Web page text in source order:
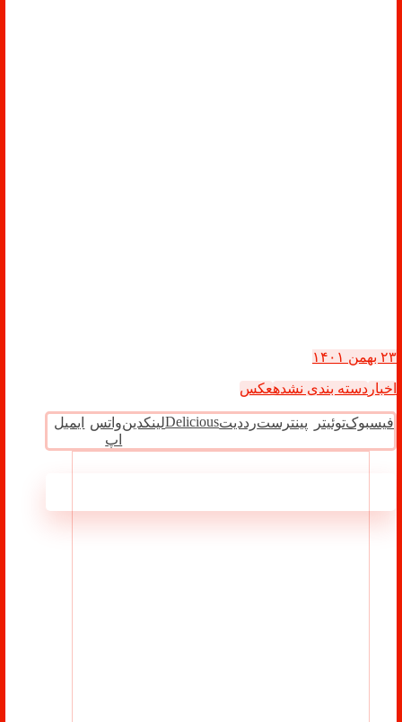
۲۳ بهمن ۱۴۰۱
اخبار دسته بندی نشدهعکس
فیسبوکتوئیتر پینترسترددیتDeliciousلینکدینواتس
اپ
ایمیل